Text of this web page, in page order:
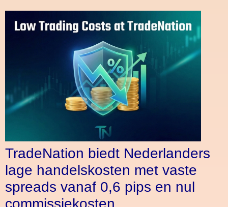
TradeNation biedt Nederlanders
lage handelskosten met vaste
spreads vanaf 0,6 pips en nul
commissiekosten